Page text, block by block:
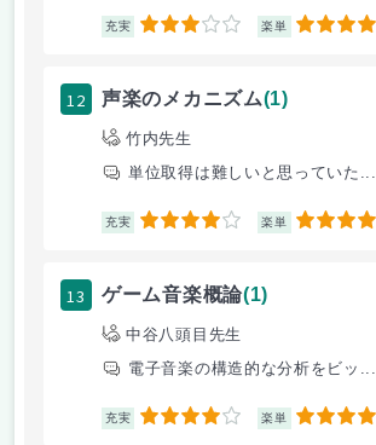
充実 3 楽単 5
12 声楽のメカニズム(1)
竹内先生
単位取得は難しいと思っていた...
充実 4 楽単 4
13 ゲーム音楽概論(1)
中谷八頭目先生
電子音楽の構造的な分析をビッ...
充実 4 楽単 4